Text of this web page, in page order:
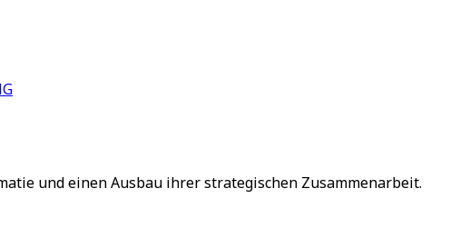
und einen Ausbau ihrer strategischen Zusammenarbeit.